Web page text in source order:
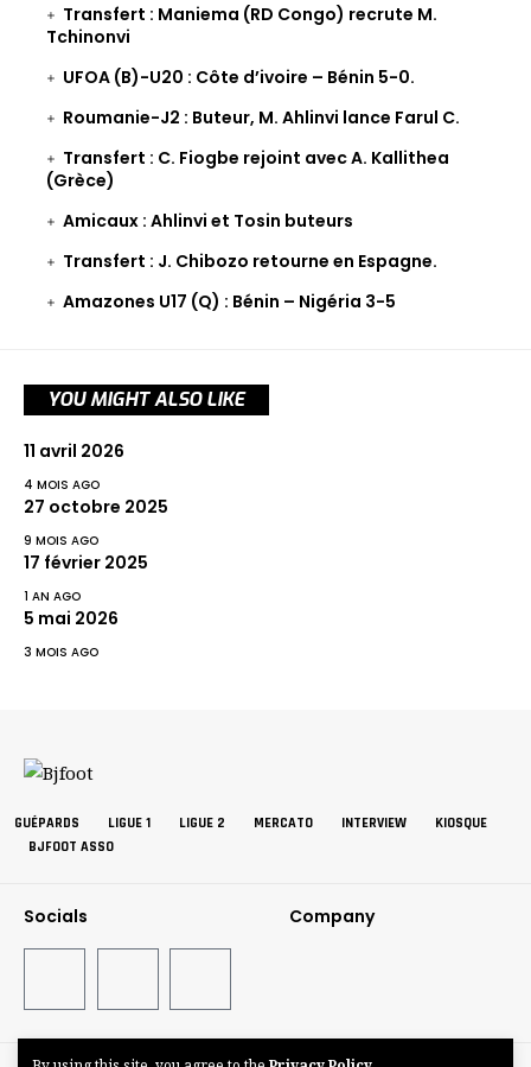
Transfert : Maniema (RD Congo) recrute M.
Tchinonvi
UFOA (B)-U20 : Côte d’ivoire – Bénin 5-0.
Roumanie-J2 : Buteur, M. Ahlinvi lance Farul C.
Transfert : C. Fiogbe rejoint avec A. Kallithea
(Grèce)
Amicaux : Ahlinvi et Tosin buteurs
Transfert : J. Chibozo retourne en Espagne.
Amazones U17 (Q) : Bénin – Nigéria 3-5
YOU MIGHT ALSO LIKE
11 avril 2026
4 MOIS AGO
27 octobre 2025
9 MOIS AGO
17 février 2025
1 AN AGO
5 mai 2026
3 MOIS AGO
GUÉPARDS LIGUE 1 LIGUE 2 MERCATO INTERVIEW
KIOSQUE
BJFOOT ASSO
Socials Company